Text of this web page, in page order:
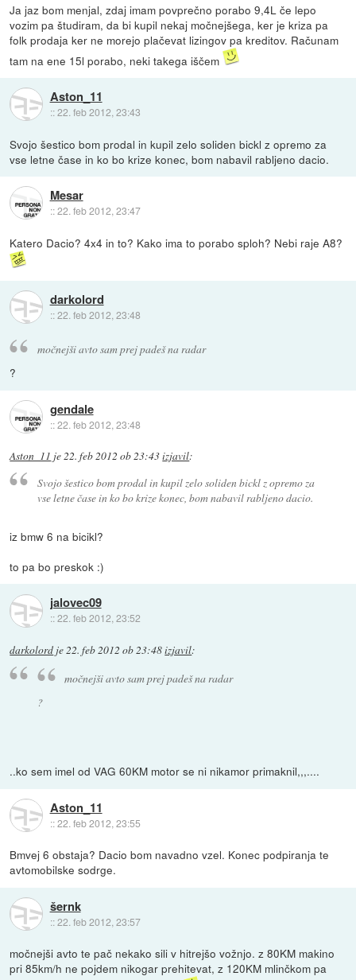
Ja jaz bom menjal, zdaj imam povprečno porabo 9,4L če lepo
vozim pa študiram, da bi kupil nekaj močnejšega, ker je kriza pa
folk prodaja ker ne morejo plačevat lizingov pa kreditov. Računam
tam na ene 15l porabo, neki takega iščem
Aston_11
::22. feb 2012, 23:43
Svojo šestico bom prodal in kupil zelo soliden bickl z opremo za
vse letne čase in ko bo krize konec, bom nabavil rabljeno dacio.
Mesar
::22. feb 2012, 23:47
Katero Dacio? 4x4 in to? Kako ima to porabo sploh? Nebi raje A8?
darkolord
::22. feb 2012, 23:48
močnejši avto sam prej padeš na radar
?
gendale
::22. feb 2012, 23:48
Aston_11 je22. feb 2012 ob 23:43izjavil:
Svojo šestico bom prodal in kupil zelo soliden bickl z opremo za
vse letne čase in ko bo krize konec, bom nabavil rabljeno dacio.
iz bmw 6 na bicikl?
to pa bo preskok :)
jalovec09
::22. feb 2012, 23:52
darkolord je22. feb 2012 ob 23:48izjavil:
močnejši avto sam prej padeš na radar
?
..ko sem imel od VAG 60KM motor se ni nikamor primaknil,,,....
Aston_11
::22. feb 2012, 23:55
Bmvej 6 obstaja? Dacio bom navadno vzel. Konec podpiranja te
avtomobilske sodrge.
šernk
::22. feb 2012, 23:57
močnejši avto te pač nekako sili v hitrejšo vožnjo. z 80KM makino
pri 85km/h ne pojdem nikogar prehitevat, z 120KM mlinčkom pa